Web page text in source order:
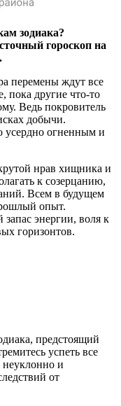
зодиака?
гороскоп на
перемены ждут все
пока другие что-то
Ведь покровитель
добычи.
усердно огненным и
нрав хищника и
к созерцанию,
Всем в будущем
опыт.
энергии, воля к
горизонтов.
предстоящий
успеть все
неуклонно и
от